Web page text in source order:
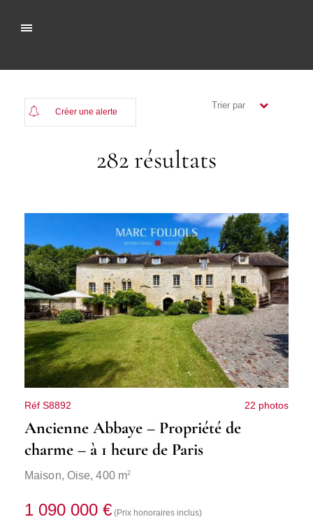
Créer une alerte
282 résultats
Trier par
Réf S8892 22 photos
Ancienne Abbaye – Propriété de
charme – à 1 heure de Paris
Maison, Oise, 400 m2
1 090 000 € (Prix honoraires inclus)